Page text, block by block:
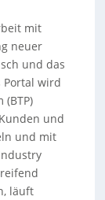
mit
neuer
und das
Portal wird
(BTP)
und
und mit
läuft